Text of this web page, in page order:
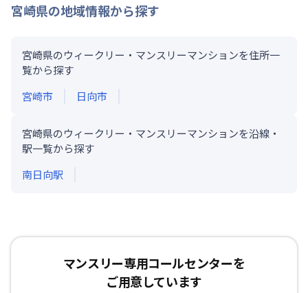
宮崎県の地域情報から探す
宮崎県のウィークリー・マンスリーマンションを住所一
覧から探す
宮崎市
日向市
宮崎県のウィークリー・マンスリーマンションを沿線・
駅一覧から探す
南日向駅
マンスリー専用コールセンターを
ご用意しています